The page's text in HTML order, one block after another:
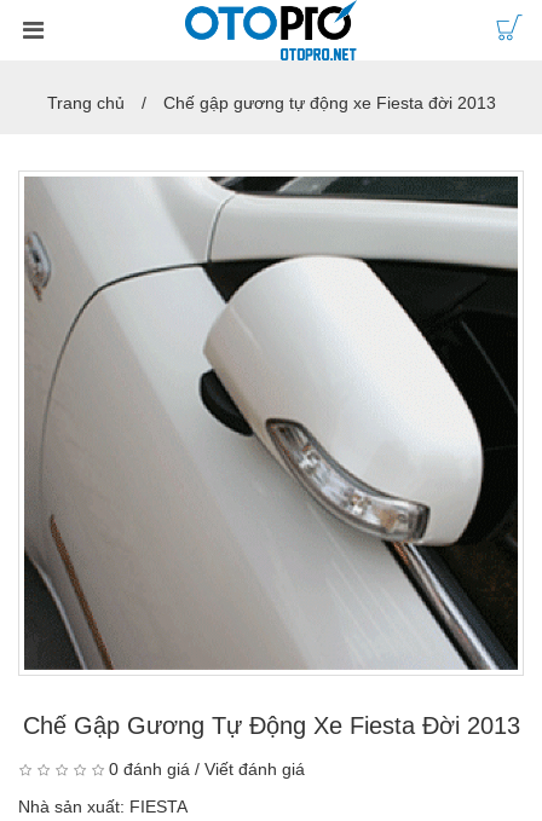
Trang chủ Chế gập gương tự động xe Fiesta đời 2013
Chế Gập Gương Tự Động Xe Fiesta Đời 2013
0 đánh giá / Viết đánh giá
Nhà sản xuất: FIESTA